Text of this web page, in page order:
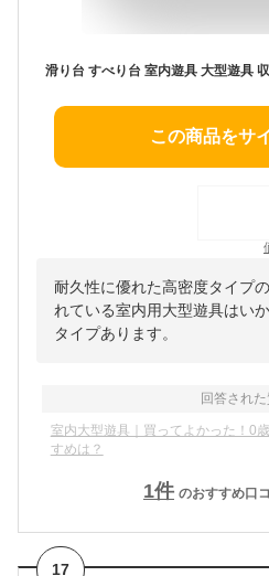
この商品をサ
耐久性に優れた高密度タイプ
れている室内用大型遊具はい
タイプあります。
回答された
室内大型遊具｜買ってよかった！0
すめは？
1件 のおすすめ口
17